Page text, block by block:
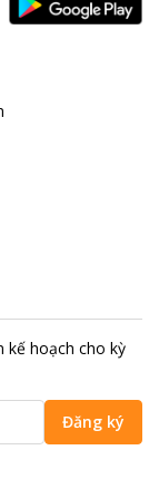
của phố xá khi
trình kiến trúc, di
Cầu Thê
quan này sẽ
khi đến thăm
nhất, mang đến
có thể trong
kế hoạch cho kỳ
Đăng ký